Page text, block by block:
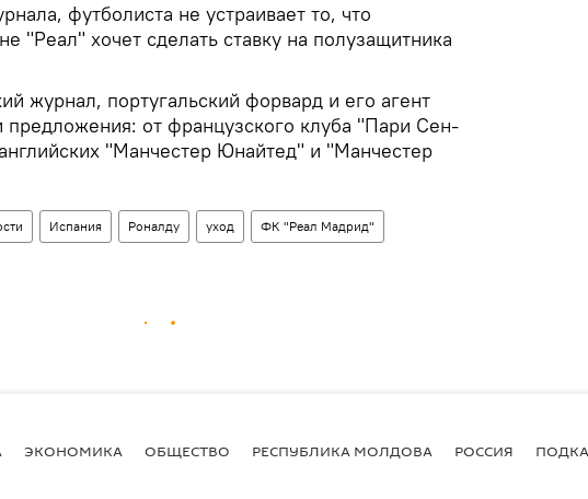
футболиста не устраивает то, что
"Реал" хочет сделать ставку на полузащитника
журнал, португальский форвард и его агент
предложения: от французского клуба "Пари Сен-
"Манчестер Юнайтед" и "Манчестер
Испания Роналду уход ФК "Реал Мадрид"
ЭКОНОМИКА ОБЩЕСТВО РЕСПУБЛИКА МОЛДОВА РОССИЯ